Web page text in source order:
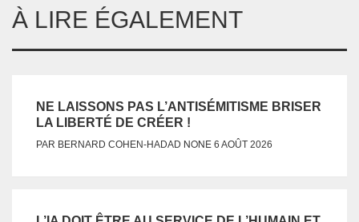
À LIRE ÉGALEMENT
NE LAISSONS PAS L’ANTISÉMITISME BRISER
LA LIBERTÉ DE CRÉER !
PAR BERNARD COHEN-HADAD NONE 6 AOÛT 2026